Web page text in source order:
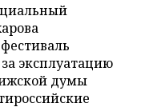
эксплуатацию
думы